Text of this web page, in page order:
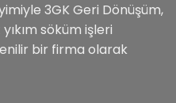
3GK Geri Dönüşüm,
söküm işleri
bir firma olarak